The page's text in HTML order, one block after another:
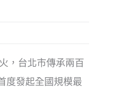
，台北市傳承兩百
度發起全國規模最